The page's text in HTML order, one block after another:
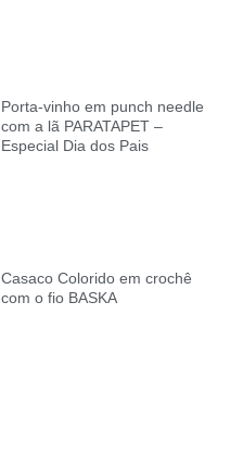
Porta-vinho em punch needle
com a lã PARATAPET –
Especial Dia dos Pais
Casaco Colorido em crochê
com o fio BASKA